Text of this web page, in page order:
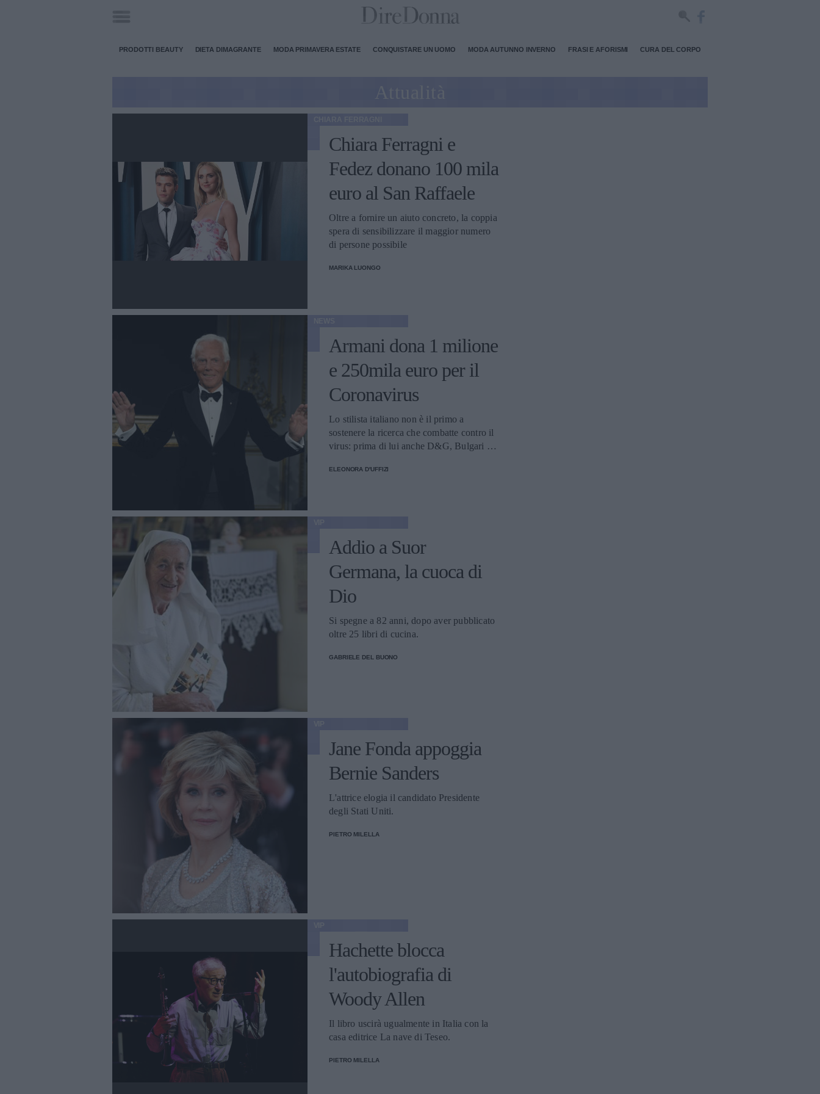
PRODOTTI BEAUTY DIETA DIMAGRANTE MODA PRIMAVERA ESTATE CONQUISTARE UN UOMO MODA AUTUNNO INVERNO FRASI E AFORISMI CURA DEL CORPO
Chiara Ferragni e
Fedez donano 100 mila
euro al San Raffaele
Oltre a fornire un aiuto concreto, la coppia
spera di sensibilizzare il maggior numero
di persone possibile
MARIKA LUONGO
Armani dona 1 milione
e 250mila euro per il
Coronavirus
Lo stilista italiano non è il primo a
sostenere la ricerca che combatte contro il
virus: prima di lui anche D&G, Bulgari e i
ELEONORA D'UFFIZI
Addio a Suor
Germana, la cuoca di
Dio
Si spegne a 82 anni, dopo aver pubblicato
oltre 25 libri di cucina.
GABRIELE DEL BUONO
Jane Fonda appoggia
Bernie Sanders
L'attrice elogia il candidato Presidente
degli Stati Uniti.
PIETRO MILELLA
Hachette blocca
l'autobiografia di
Woody Allen
Il libro uscirà ugualmente in Italia con la
casa editrice La nave di Teseo.
PIETRO MILELLA